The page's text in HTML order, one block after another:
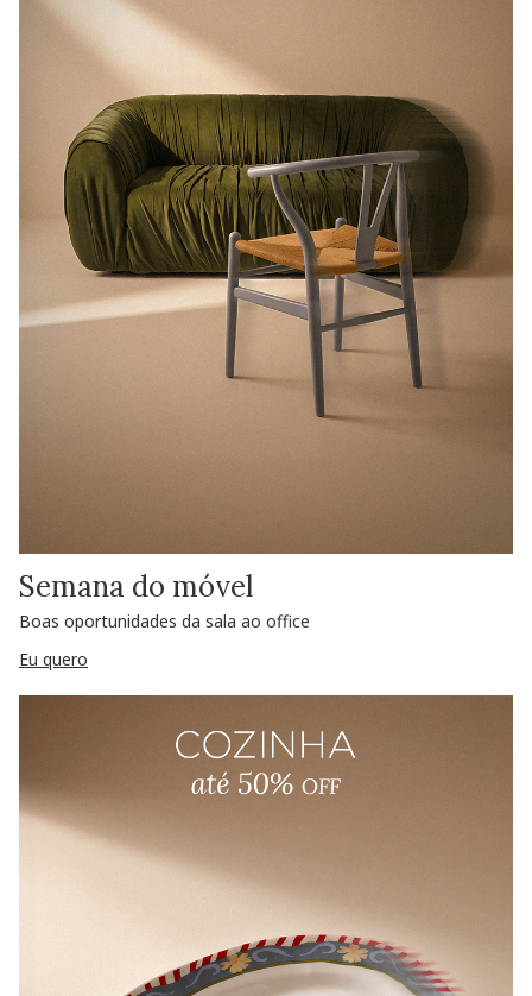
Semana do móvel
Boas oportunidades da sala ao office
Eu quero